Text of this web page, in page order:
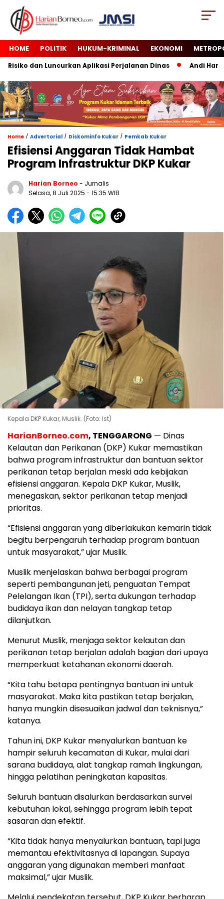
HOME POLITIK HUKUM-KRIMINAL EKONOMI
dan Luncurkan Aplikasi Perjalanan Dinas Andi Harun
Home / Advertorial / Diskominfo Kukar / Pemkab Kukar
Efisiensi Anggaran Tidak Hambat
Program Infrastruktur DKP Kukar
Harian Borneo - Jurnalis
Selasa, 8 Juli 2025 - 15:35 WIB
Kepala DKP Kukar, Muslik. (Foto: Ist)
HarianBorneo.com, TENGGARONG — Dinas
Kelautan dan Perikanan (DKP) Kukar memastikan
bahwa program infrastruktur dan bantuan sektor
perikanan tetap berjalan meski ada kebijakan
efisiensi anggaran. Kepala DKP Kukar, Muslik,
menegaskan, sektor perikanan tetap menjadi
prioritas.
“Efisiensi anggaran yang diberlakukan kemarin tidak
begitu berpengaruh terhadap program bantuan
untuk masyarakat,” ujar Muslik.
Muslik menjelaskan bahwa berbagai program
seperti pembangunan jeti, penguatan Tempat
Pelelangan Ikan (TPI), serta dukungan terhadap
budidaya ikan dan nelayan tangkap tetap
dilanjutkan.
Menurut Muslik, menjaga sektor kelautan dan
perikanan tetap berjalan adalah bagian dari upaya
memperkuat ketahanan ekonomi daerah.
“Kita tahu betapa pentingnya bantuan ini untuk
masyarakat. Maka kita pastikan tetap berjalan,
hanya mungkin disesuaikan jadwal dan teknisnya,”
katanya.
Tahun ini, DKP Kukar menyalurkan bantuan ke
hampir seluruh kecamatan di Kukar, mulai dari
sarana budidaya, alat tangkap ramah lingkungan,
hingga pelatihan peningkatan kapasitas.
Seluruh bantuan disalurkan berdasarkan survei
kebutuhan lokal, sehingga program lebih tepat
sasaran dan efektif.
“Kita tidak hanya menyalurkan bantuan, tapi juga
memantau efektivitasnya di lapangan. Supaya
anggaran yang digunakan memberi manfaat
maksimal,” ujar Muslik.